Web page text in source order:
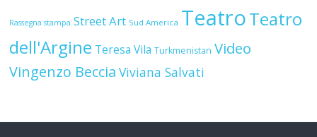
Rassegna stampa Street Art Sud America TeatroTeatro
dell'Argine Teresa Vila Turkmenistan Video
Vingenzo Beccia Viviana Salvati